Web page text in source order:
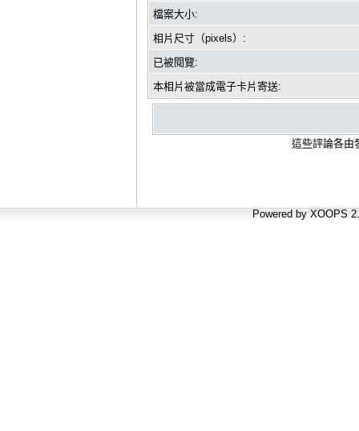
檔案大小:
相片尺寸（pixels）:
已被閱覽:
本相片被當成電子卡片寄送:
這些評論各由
Powered by XOOPS